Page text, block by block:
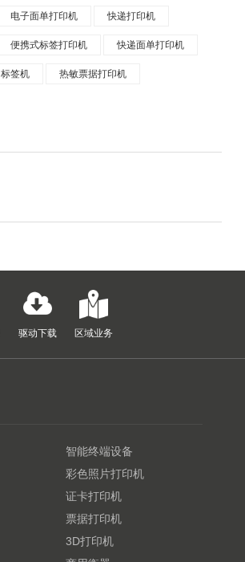
电子面单打印机 快递打印机
便携式标签打印机 快递面单打印机
标签机 热敏票据打印机
驱动下载 区域业务
智能终端设备
彩色照片打印机
证卡打印机
票据打印机
3D打印机